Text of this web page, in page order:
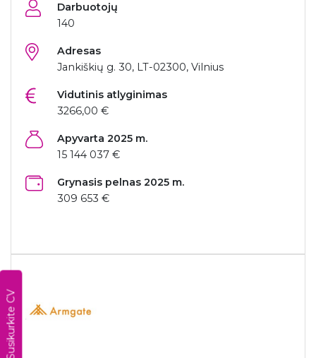
Susikurkite CV
Darbuotojų
140
Adresas
Jankiškių g. 30, LT-02300, Vilnius
Vidutinis atlyginimas
3266,00 €
Apyvarta 2025 m.
15 144 037 €
Grynasis pelnas 2025 m.
309 653 €